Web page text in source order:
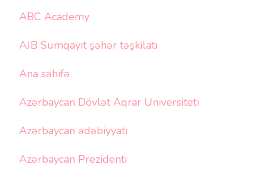
ABC Academy
AJB Sumqayıt şəhər təşkilatı
Ana səhifə
Azərbaycan Dövlət Aqrar Universiteti
Azərbaycan ədəbiyyatı
Azərbaycan Prezidenti